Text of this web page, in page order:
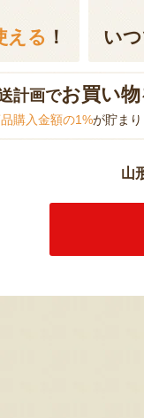
える ！ い
計画でお買い
購入金額の1%が貯まり
山